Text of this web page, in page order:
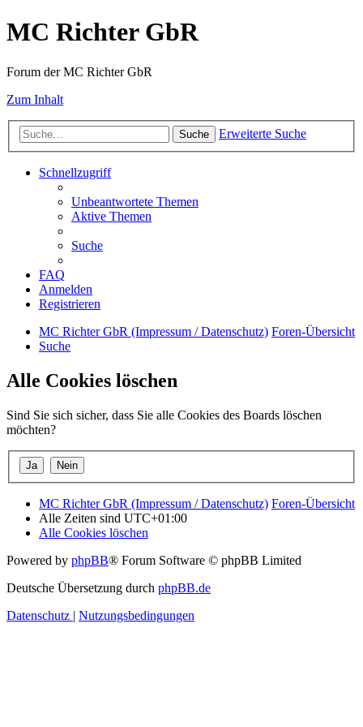
MC Richter GbR
Forum der MC Richter GbR
Zum Inhalt
Suche Erweiterte Suche
Schnellzugriff
Unbeantwortete Themen
Aktive Themen
Suche
FAQ
Anmelden
Registrieren
MC Richter GbR (Impressum / Datenschutz) Foren-Übersicht
Suche
Alle Cookies löschen
Sind Sie sich sicher, dass Sie alle Cookies des Boards löschen
möchten?
MC Richter GbR (Impressum / Datenschutz) Foren-Übersicht
Alle Zeiten sind UTC+01:00
Alle Cookies löschen
Powered by phpBB® Forum Software © phpBB Limited
Deutsche Übersetzung durch phpBB.de
Datenschutz | Nutzungsbedingungen